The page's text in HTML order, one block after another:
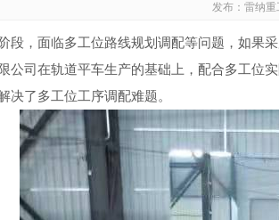
发布：雷纳
段，面临多工位路线规划调配等问题，如果
公司在轨道平车生产的基础上，配合多工位
决了多工位工序调配难题。